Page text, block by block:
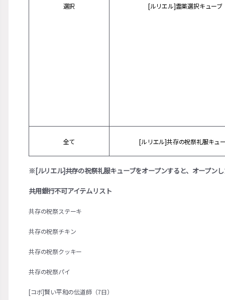
選択 [ルリエル]霊薬選択キューブ
全て [ルリエル]共存の祝祭礼服キュ
※[ルリエル]共存の祝祭礼服キューブをオープンすると、オープン
共用銀行不可アイテムリスト
共存の祝祭ステーキ
共存の祝祭チキン
共存の祝祭クッキー
共存の祝祭パイ
[コボ]賢い平和の伝道師（7日）